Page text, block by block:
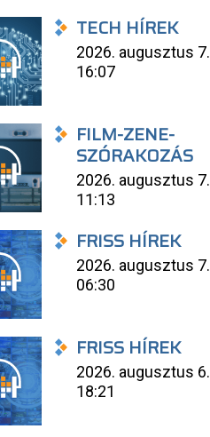
TECH HÍREK
2026. augusztus 7.
16:07
FILM-ZENE-
SZÓRAKOZÁS
2026. augusztus 7.
11:13
FRISS HÍREK
2026. augusztus 7.
06:30
FRISS HÍREK
2026. augusztus 6.
18:21